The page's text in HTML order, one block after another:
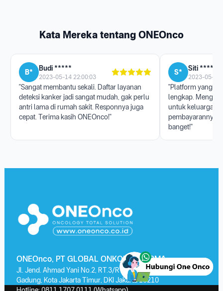
Kata Mereka tentang ONEOnco
B* Budi *****
2023-05-14 22:00:03
"Sangat membantu sekali. Daftar layanan
deteksi kanker jadi sangat mudah, gak perlu
antri lama di rumah sakit. Responnya juga
cepat. Terima kasih ONEOnco!"
S* Siti ******
2023-05-17
"Platform yang
lengkap.
untuk keluarga,
pembayarannya
banget!"
ONEOnco, PT GLOBAL ONKOLAB FARMA
Jl. Jend. Ahmad Yani No.2, RT.3/RW.13, Kayu Putih, Kec. Pulo
Gadung, Kota Jakarta Timur, DKI Jakarta 13210